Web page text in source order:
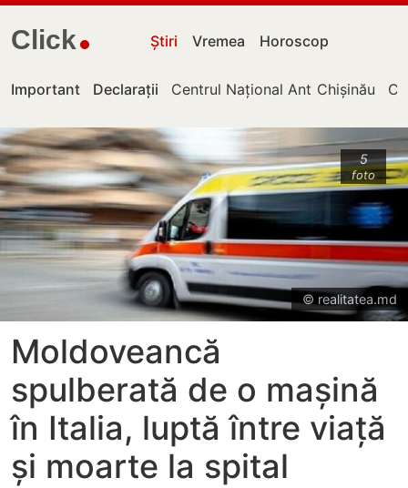
Click Știri Vremea Horoscop
Important Declarații Centrul Național Anticorupție
Chișinău
5
foto
© realitatea.md
Moldoveancă
spulberată de o mașină
în Italia, luptă între viață
și moarte la spital